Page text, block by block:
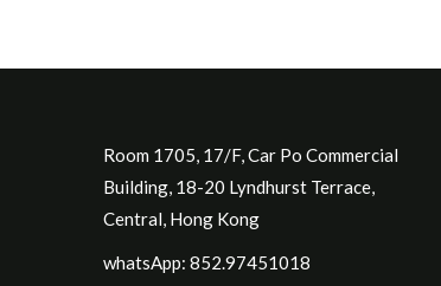
Room 1705, 17/F, Car Po Commercial
Building, 18-20 Lyndhurst Terrace,
Central, Hong Kong
whatsApp: 852.97451018